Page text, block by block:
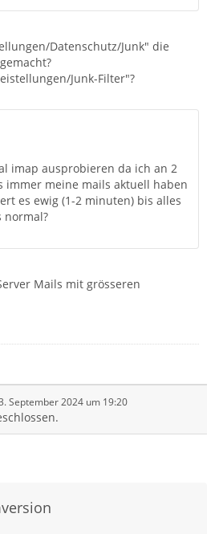
Datenschutz/Junk" die
Junk-Filter"?
imap ausprobieren da ich an 2
immer meine mails aktuell haben
es ewig (1-2 minuten) bis alles
normal?
Mails mit grösseren
September 2024 um 19:20